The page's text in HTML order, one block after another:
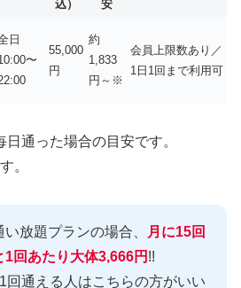
込）
安
日
〜
55,000
円
約
1,833
円～※
会員上限数あり／
1日1回まで利用可
通った場合の目安です。
。
い放題プランの場合、
月に15回
1回あたり大体3,666円 !!
回通える人はこちらの方がいい